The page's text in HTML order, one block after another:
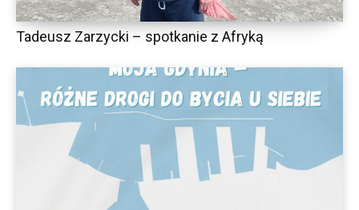
Tadeusz Zarzycki – spotkanie z Afryką